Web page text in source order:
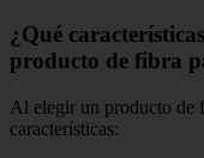
¿Qué
producto de fibra
Al elegir un producto de
características: